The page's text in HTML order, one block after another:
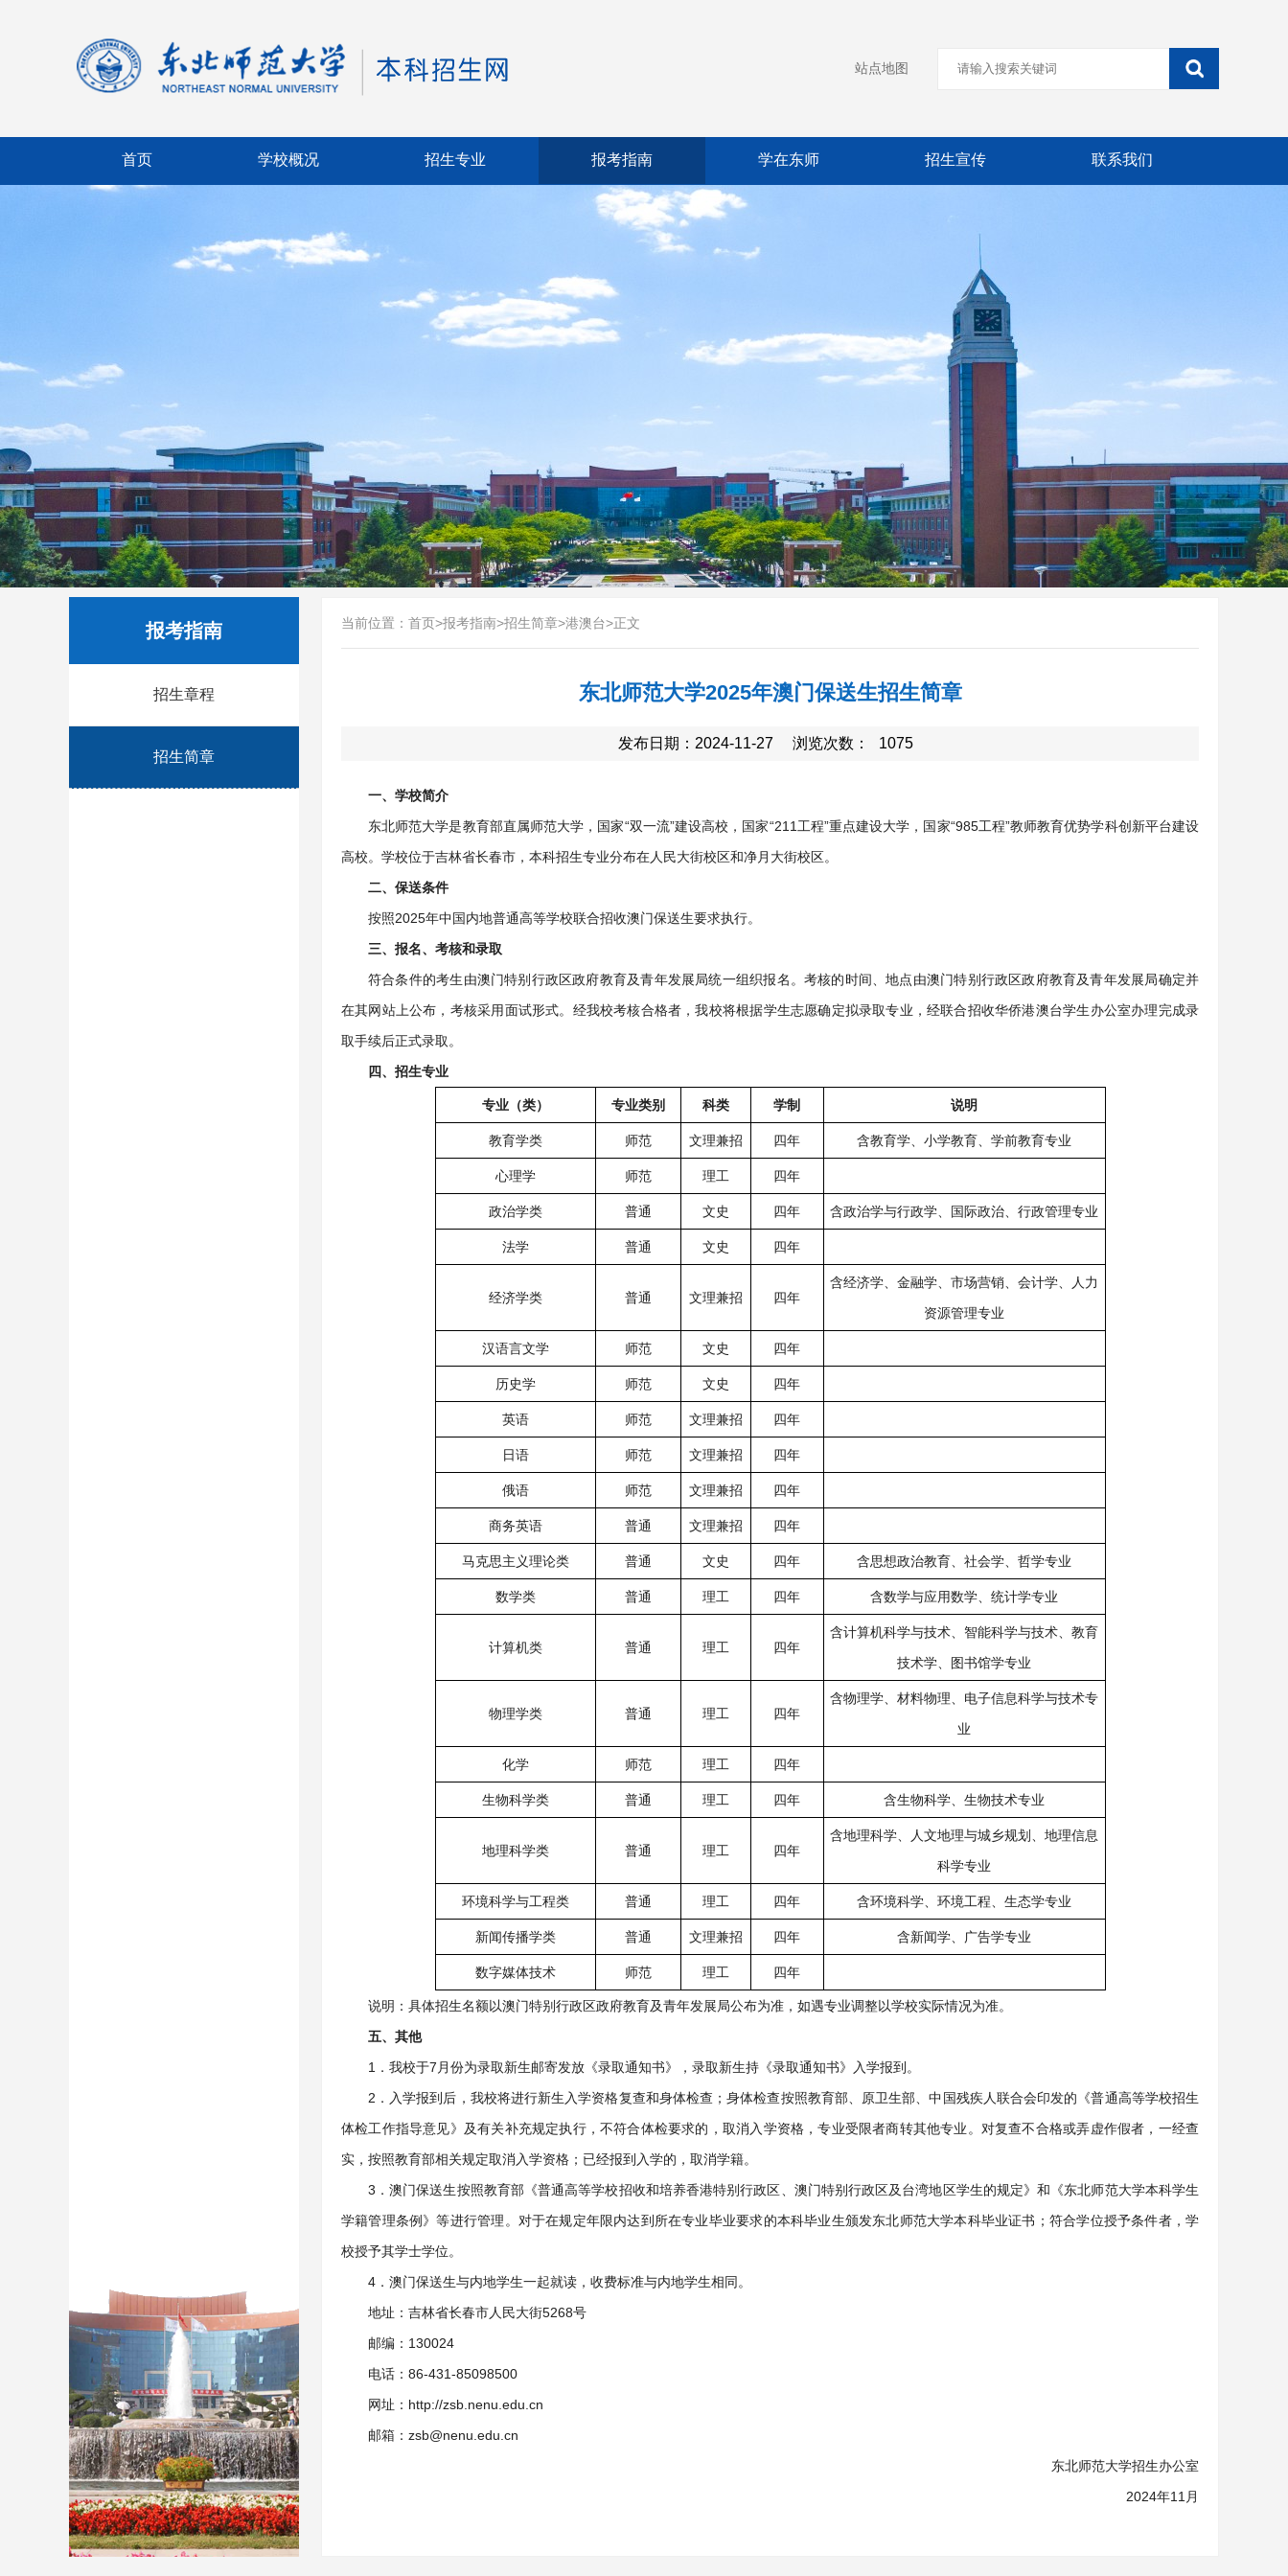
站点地图
首页 学校概况 招生专业 报考指南 学在东师 招生宣传 联系我们
报考指南
招生章程
招生简章
当前位置： 首页>报考指南>招生简章>港澳台>正文
东北师范大学2025年澳门保送生招生简章
发布日期：2024-11-27 浏览次数： 1075
一、学校简介
东北师范大学是教育部直属师范大学，国家“双一流”建设高校，国家“211工程”重点建设大学，国家“985工程”教师教育优势学科创新平台建设
高校。学校位于吉林省长春市，本科招生专业分布在人民大街校区和净月大街校区。
二、保送条件
按照2025年中国内地普通高等学校联合招收澳门保送生要求执行。
三、报名、考核和录取
符合条件的考生由澳门特别行政区政府教育及青年发展局统一组织报名。考核的时间、地点由澳门特别行政区政府教育及青年发展局确定并
在其网站上公布，考核采用面试形式。经我校考核合格者，我校将根据学生志愿确定拟录取专业，经联合招收华侨港澳台学生办公室办理完成录
取手续后正式录取。
四、招生专业
专业（类） 专业类别 科类 学制 说明
教育学类 师范 文理兼招 四年 含教育学、小学教育、学前教育专业
心理学 师范 理工 四年
政治学类 普通 文史 四年 含政治学与行政学、国际政治、行政管理专业
法学 普通 文史 四年
经济学类 普通 文理兼招 四年
含经济学、金融学、市场营销、会计学、人力
资源管理专业
汉语言文学 师范 文史 四年
历史学 师范 文史 四年
英语 师范 文理兼招 四年
日语 师范 文理兼招 四年
俄语 师范 文理兼招 四年
商务英语 普通 文理兼招 四年
马克思主义理论类 普通 文史 四年 含思想政治教育、社会学、哲学专业
数学类 普通 理工 四年 含数学与应用数学、统计学专业
计算机类 普通 理工 四年
含计算机科学与技术、智能科学与技术、教育
技术学、图书馆学专业
物理学类 普通 理工 四年
含物理学、材料物理、电子信息科学与技术专
业
化学 师范 理工 四年
生物科学类 普通 理工 四年 含生物科学、生物技术专业
地理科学类 普通 理工 四年
含地理科学、人文地理与城乡规划、地理信息
科学专业
环境科学与工程类 普通 理工 四年 含环境科学、环境工程、生态学专业
新闻传播学类 普通 文理兼招 四年 含新闻学、广告学专业
数字媒体技术 师范 理工 四年
说明：具体招生名额以澳门特别行政区政府教育及青年发展局公布为准，如遇专业调整以学校实际情况为准。
五、其他
1．我校于7月份为录取新生邮寄发放《录取通知书》，录取新生持《录取通知书》入学报到。
2．入学报到后，我校将进行新生入学资格复查和身体检查；身体检查按照教育部、原卫生部、中国残疾人联合会印发的《普通高等学校招生
体检工作指导意见》及有关补充规定执行，不符合体检要求的，取消入学资格，专业受限者商转其他专业。对复查不合格或弄虚作假者，一经查
实，按照教育部相关规定取消入学资格；已经报到入学的，取消学籍。
3．澳门保送生按照教育部《普通高等学校招收和培养香港特别行政区、澳门特别行政区及台湾地区学生的规定》和《东北师范大学本科学生
学籍管理条例》等进行管理。对于在规定年限内达到所在专业毕业要求的本科毕业生颁发东北师范大学本科毕业证书；符合学位授予条件者，学
校授予其学士学位。
4．澳门保送生与内地学生一起就读，收费标准与内地学生相同。
地址：吉林省长春市人民大街5268号
邮编：130024
电话：86-431-85098500
网址：http://zsb.nenu.edu.cn
邮箱：zsb@nenu.edu.cn
东北师范大学招生办公室
2024年11月